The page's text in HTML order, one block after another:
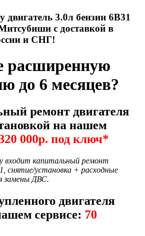
3.0л бензин 6B31
с доставкой в
и СНГ!
расширенную
до 6 месяцев?
ремонт двигателя
на нашем
000р. под ключ*
входит капитальный ремонт
снятие/установка + расходные
замены ДВС.
двигателя
сервисе: 70